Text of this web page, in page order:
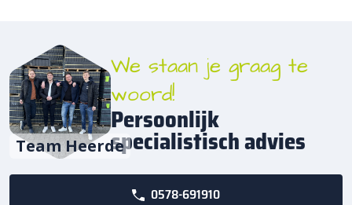
Team Heerde
We staan je graag te
woord!
Persoonlijk
specialistisch advies
0578-691910